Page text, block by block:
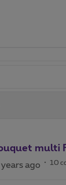
multi
ago 10